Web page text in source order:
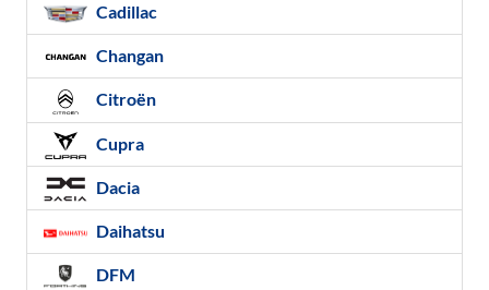
Cadillac
Changan
Citroën
Cupra
Dacia
Daihatsu
DFM